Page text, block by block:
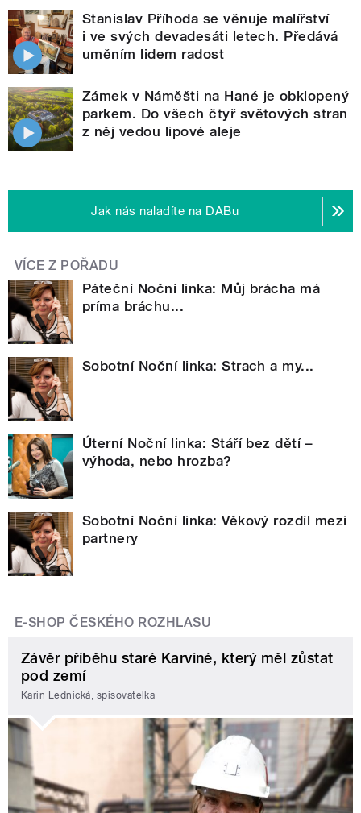
Stanislav Příhoda se věnuje malířství
i ve svých devadesáti letech. Předává
uměním lidem radost
Zámek v Náměšti na Hané je obklopený
parkem. Do všech čtyř světových stran
z něj vedou lipové aleje
Jak nás naladíte na DABu
VÍCE Z POŘADU
Páteční Noční linka: Můj brácha má
príma bráchu...
Sobotní Noční linka: Strach a my...
Úterní Noční linka: Stáří bez dětí –
výhoda, nebo hrozba?
Sobotní Noční linka: Věkový rozdíl mezi
partnery
E-SHOP ČESKÉHO ROZHLASU
Závěr příběhu staré Karviné, který měl zůstat
pod zemí
Karin Lednická, spisovatelka